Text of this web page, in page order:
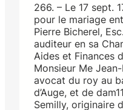
266. – Le 17 sept.
pour le mariage
Pierre Bicherel,
auditeur en sa
Aides et Finances
Monsieur Me
avocat du roy au
d’Auge, et de
Semilly, originaire